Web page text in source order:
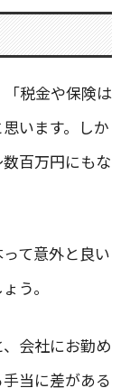
税金や保険は
います。しか
百万円にもな
て意外と良い
う。
会社にお勤め
当に差がある